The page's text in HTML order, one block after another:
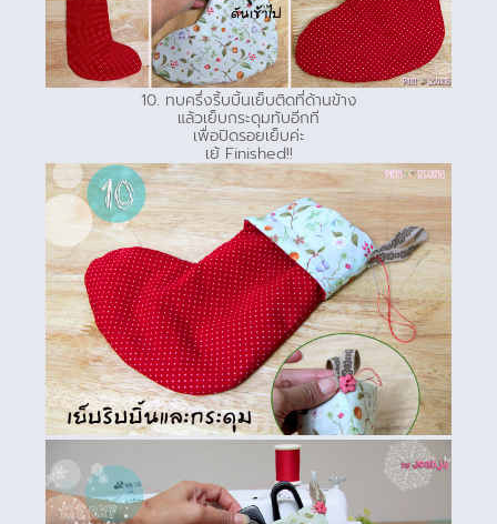
10. ทบครึ่งริ้บบิ้นเย็บติดที่ด้านข้าง
แล้วเย็บกระดุมทับอีกที
เพื่อปิดรอยเย็บค่ะ
เย้ Finished!!